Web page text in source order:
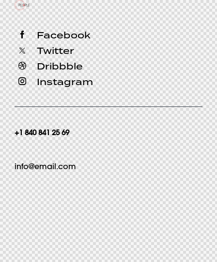
Facebook
Twitter
Dribbble
Instagram
+1 840 841 25 69
info@email.com